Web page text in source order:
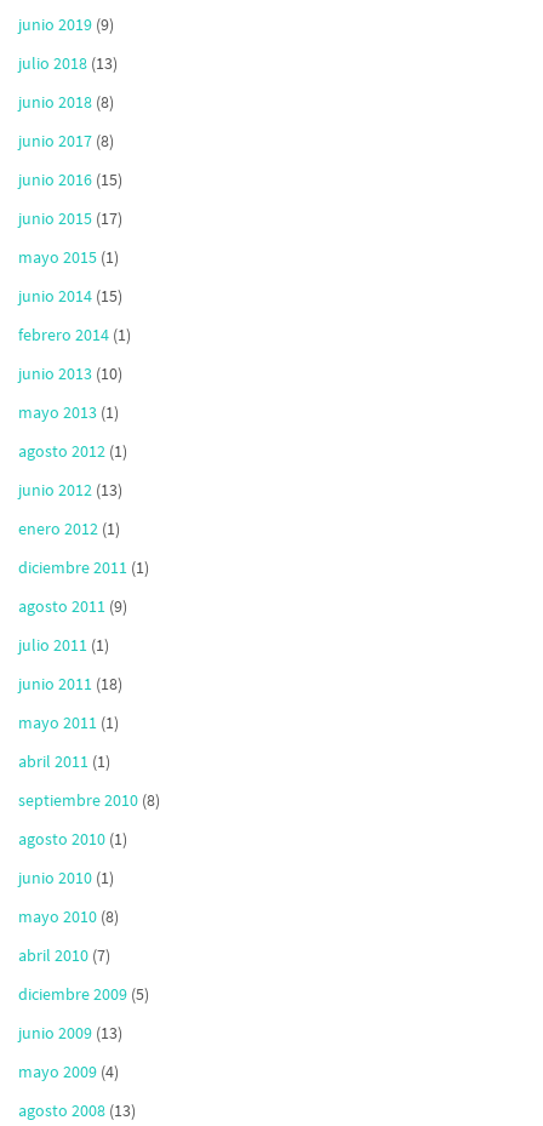
junio 2019 (9)
julio 2018 (13)
junio 2018 (8)
junio 2017 (8)
junio 2016 (15)
junio 2015 (17)
mayo 2015 (1)
junio 2014 (15)
febrero 2014 (1)
junio 2013 (10)
mayo 2013 (1)
agosto 2012 (1)
junio 2012 (13)
enero 2012 (1)
diciembre 2011 (1)
agosto 2011 (9)
julio 2011 (1)
junio 2011 (18)
mayo 2011 (1)
abril 2011 (1)
septiembre 2010 (8)
agosto 2010 (1)
junio 2010 (1)
mayo 2010 (8)
abril 2010 (7)
diciembre 2009 (5)
junio 2009 (13)
mayo 2009 (4)
agosto 2008 (13)